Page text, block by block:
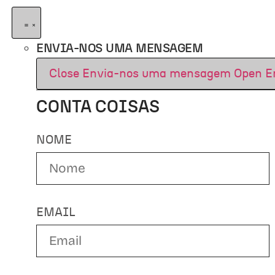
ENVIA-NOS UMA MENSAGEM
Close Envia-nos uma mensagem Open
CONTA COISAS
NOME
EMAIL